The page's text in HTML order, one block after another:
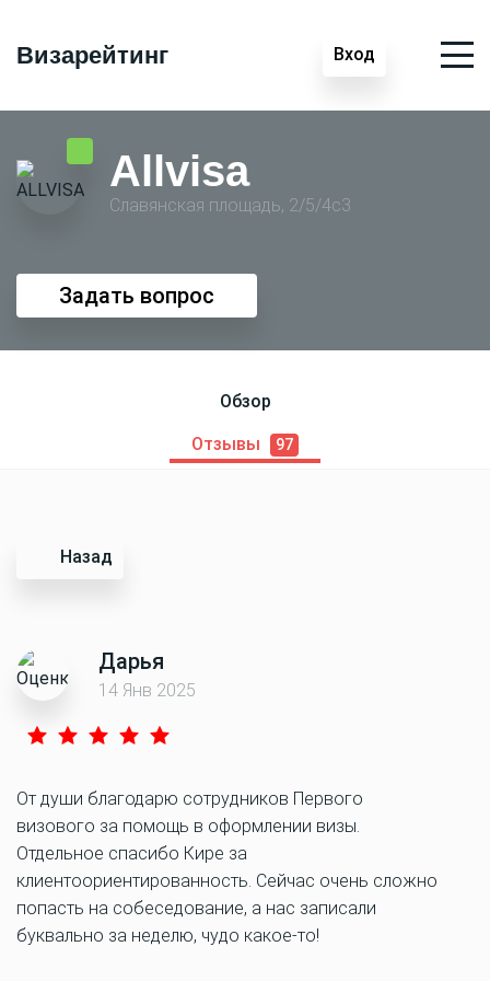
Визарейтинг Вход
Allvisa
Славянская площадь, 2/5/4с3
Задать вопрос
Обзор
Отзывы 97
Назад
Дарья
14 Янв 2025
От души благодарю сотрудников Первого
визового за помощь в оформлении визы.
Отдельное спасибо Кире за
клиентоориентированность. Сейчас очень сложно
попасть на собеседование, а нас записали
буквально за неделю, чудо какое-то!